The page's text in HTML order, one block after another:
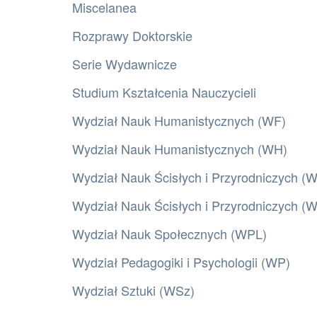
Miscelanea
Rozprawy Doktorskie
Serie Wydawnicze
Studium Kształcenia Nauczycieli
Wydział Nauk Humanistycznych (WF)
Wydział Nauk Humanistycznych (WH)
Wydział Nauk Ścisłych i Przyrodniczych
Wydział Nauk Ścisłych i Przyrodniczych
Wydział Nauk Społecznych (WPL)
Wydział Pedagogiki i Psychologii (WP)
Wydział Sztuki (WSz)